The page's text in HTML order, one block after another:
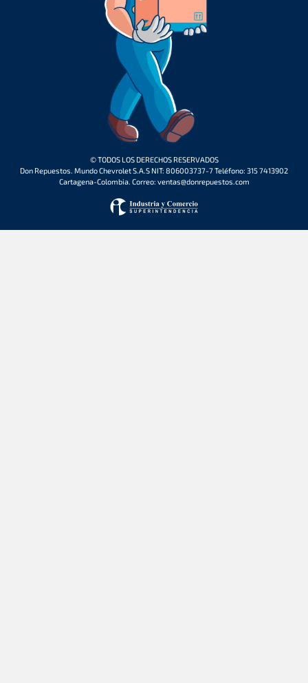
© TODOS LOS DERECHOS RESERVADOS
Don Repuestos. Mundo Chevrolet S.A.S NIT: 806003737-7 Teléfono: 315 7413902
Cartagena-Colombia. Correo: ventas@donrepuestos.com